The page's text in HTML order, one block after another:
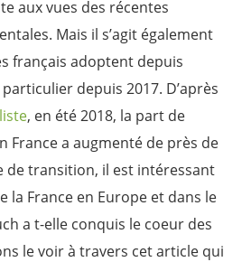
aux vues des récentes
Mais il s’agit également
français adoptent depuis
depuis 2017. D’après
, en été 2018, la part de
France a augmenté de près de
de transition, il est intéressant
la France en Europe et dans le
a t-elle conquis le coeur des
le voir à travers cet article qui